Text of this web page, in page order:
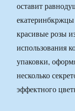
оставит
екатеринбкржцы
красивые розы
использования
упаковки,
несколько
эффектного